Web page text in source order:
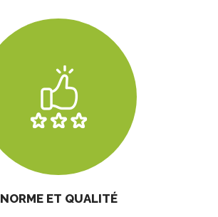
NORME ET QUALITÉ